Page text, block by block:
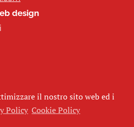
design
il nostro sito web ed i
Policy Cookie Policy